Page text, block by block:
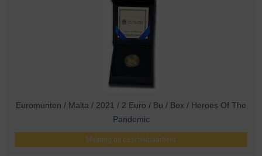
Euromunten / Malta / 2021 / 2 Euro / Bu / Box / Heroes Of The
Pandemic
Melding bij beschikbaarheid